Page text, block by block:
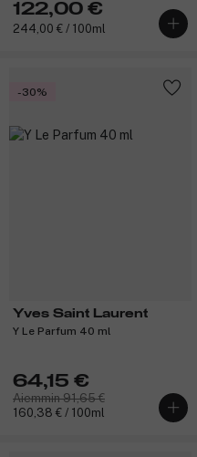
122,00 €
244,00 € / 100ml
-30%
Yves Saint Laurent
Y Le Parfum 40 ml
64,15 €
Aiemmin 91,65 €
160,38 € / 100ml